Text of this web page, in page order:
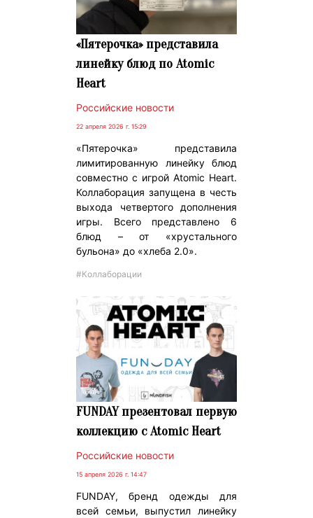
«Пятерочка» представила
линейку блюд по Atomic
Heart
Российские новости
22 апреля 2026 г. 15:29
«Пятерочка» представила
лимитированную линейку блюд
совместно с игрой Atomic Heart.
Коллаборация запущена в честь
выхода четвертого дополнения
игры. Всего представлено 6
блюд – от «хрустального
бульона» до «хлеба 2.0».
#Коллаборации
FUNDAY презентовал первую
коллекцию с Atomic Heart
Российские новости
15 апреля 2026 г. 14:47
FUNDAY, бренд одежды для
всей семьи, выпустил линейку